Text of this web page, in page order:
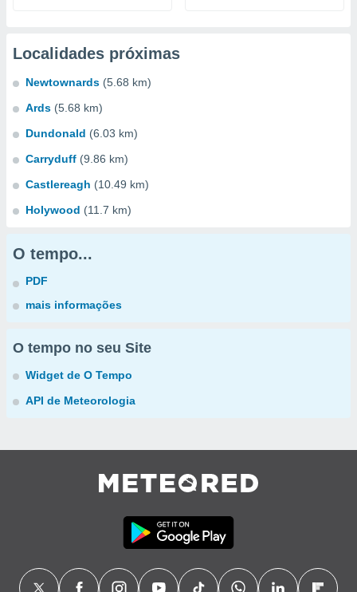
Localidades próximas
Newtownards (5.68 km)
Ards (5.68 km)
Dundonald (6.03 km)
Carryduff (9.86 km)
Castlereagh (10.49 km)
Holywood (11.7 km)
O tempo...
PDF
mais informações
O tempo no seu Site
Widget de O Tempo
API de Meteorologia